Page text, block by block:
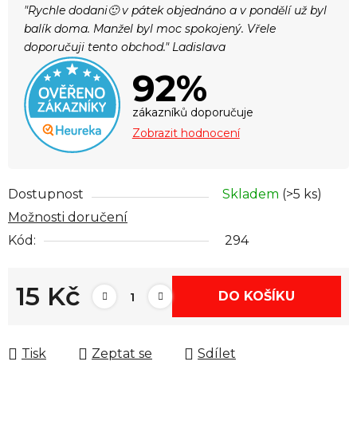
"Rychle dodani🙂 v pátek objednáno a v pondělí už byl
balík doma. Manžel byl moc spokojený. Vřele
doporučuji tento obchod." Ladislava
92%
zákazníků doporučuje
Zobrazit hodnocení
Dostupnost Skladem (>5 ks)
Možnosti doručení
Kód:
294
15 Kč DO KOŠÍKU
Tisk Zeptat se Sdílet